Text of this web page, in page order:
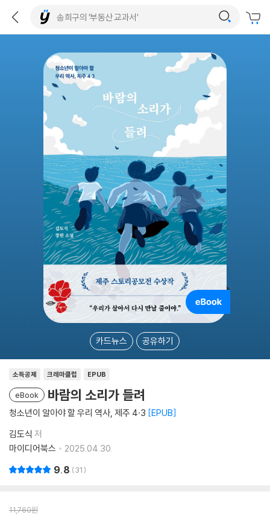
카드뉴스 공유하기
소득공제 크레마클럽 EPUB
eBook 바람의 소리가 들려
청소년이 알아야 할 우리 역사, 제주 4·3 EPUB
김도식 저
마이디어북스
2025.04.30.
9.8 31
11,760원